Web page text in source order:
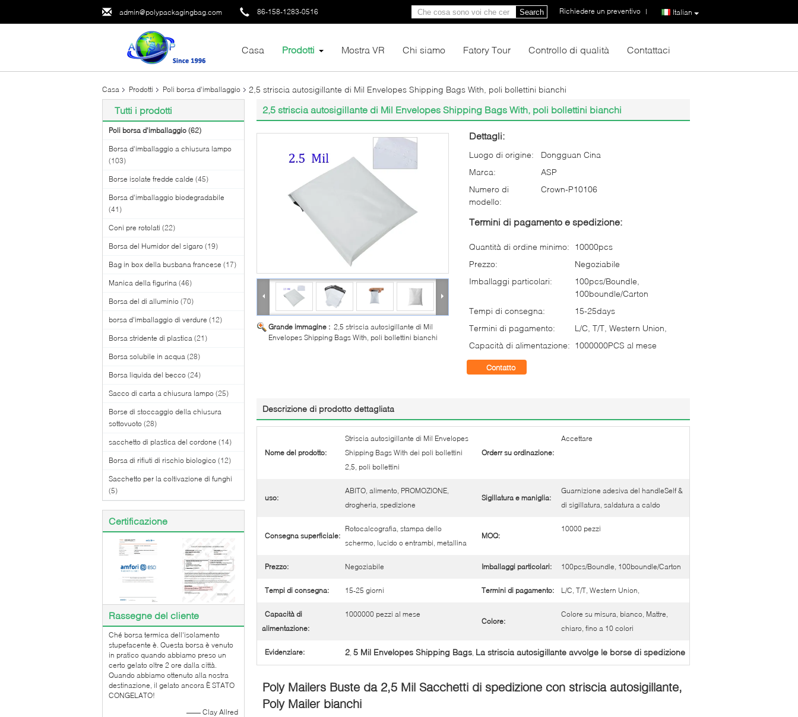
admin@polypackagingbag.com 86-158-1283-0516 Italian
Richiedere un preventivo |
Search
Casa Prodotti Mostra VR Chi siamo Fatory Tour Controllo di qualità Contattaci
Casa Prodotti Poli borsa d'imballaggio 2,5 striscia autosigillante di Mil Envelopes Shipping Bags With, poli bollettini bianchi
Tutti i prodotti
Poli borsa d'imballaggio (62)
Borsa d'imballaggio a chiusura lampo
(103)
Borse isolate fredde calde (45)
Borsa d'imballaggio biodegradabile
(41)
Coni pre rotolati (22)
Borsa del Humidor del sigaro (19)
Bag in box della busbana francese (17)
Manica della figurina (46)
Borsa del di alluminio (70)
borsa d'imballaggio di verdure (12)
Borsa stridente di plastica (21)
Borsa solubile in acqua (28)
Borsa liquida del becco (24)
Sacco di carta a chiusura lampo (25)
Borse di stoccaggio della chiusura
sottovuoto (28)
sacchetto di plastica del cordone (14)
Borsa di rifiuti di rischio biologico (12)
Sacchetto per la coltivazione di funghi
(5)
Certificazione
Rassegne del cliente
Ché borsa termica dell'isolamento
stupefacente è. Questa borsa è venuto
in pratico quando abbiamo preso un
certo gelato oltre 2 ore dalla città.
Quando abbiamo ottenuto alla nostra
destinazione, il gelato ancora È STATO
CONGELATO!
—— Clay Allred
2,5 striscia autosigillante di Mil Envelopes Shipping Bags With, poli bollettini bianchi
Grande immagine : 2,5 striscia autosigillante di Mil
Envelopes Shipping Bags With, poli bollettini bianchi
Dettagli:
Luogo di origine:
Dongguan Cina
Marca:
ASP
Numero di
modello:
Crown-P10106
Termini di pagamento e spedizione:
Quantità di ordine minimo:
10000pcs
Prezzo:
Negoziabile
Imballaggi particolari:
100pcs/Boundle,
100boundle/Carton
Tempi di consegna:
15-25days
Termini di pagamento:
L/C, T/T, Western Union,
Capacità di alimentazione: 1000000PCS al mese
Contatto
Descrizione di prodotto dettagliata
Nome del prodotto:
Striscia autosigillante di Mil Envelopes
Shipping Bags With dei poli bollettini
2,5, poli bollettini
Orderr su ordinazione:
Accettare
uso:
ABITO, alimento, PROMOZIONE,
drogheria, spedizione
Sigillatura e maniglia:
Guarnizione adesiva del handleSelf &
di sigillatura, saldatura a caldo
Consegna superficiale:
Rotocalcografia, stampa dello
schermo, lucido o entrambi, metallina
MOQ:
10000 pezzi
Prezzo: Negoziabile Imballaggi particolari: 100pcs/Boundle, 100boundle/Carton
Tempi di consegna: 15-25 giorni Termini di pagamento: L/C, T/T, Western Union,
Capacità di
alimentazione:
1000000 pezzi al mese
Colore:
Colore su misura, bianco, Mattre,
chiaro, fino a 10 colori
Evidenziare: 2, 5 Mil Envelopes Shipping Bags, La striscia autosigillante avvolge le borse di spedizione
Poly Mailers Buste da 2,5 Mil Sacchetti di spedizione con striscia autosigillante,
Poly Mailer bianchi